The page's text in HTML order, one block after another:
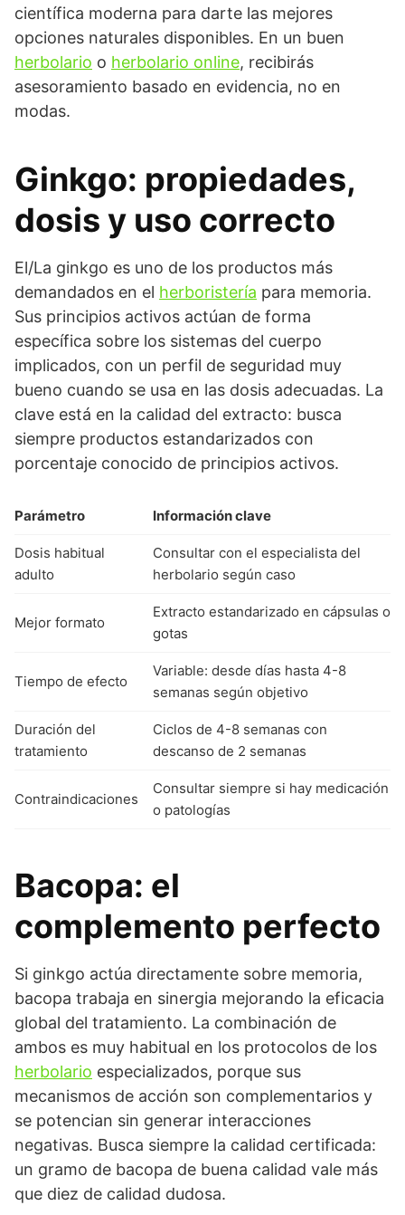
científica moderna para darte las mejores
opciones naturales disponibles. En un buen
herbolario o herbolario online, recibirás
asesoramiento basado en evidencia, no en
modas.
Ginkgo: propiedades,
dosis y uso correcto
El/La ginkgo es uno de los productos más
demandados en el herboristería para memoria.
Sus principios activos actúan de forma
específica sobre los sistemas del cuerpo
implicados, con un perfil de seguridad muy
bueno cuando se usa en las dosis adecuadas. La
clave está en la calidad del extracto: busca
siempre productos estandarizados con
porcentaje conocido de principios activos.
Parámetro Información clave
Dosis habitual
adulto
Consultar con el especialista del
herbolario según caso
Mejor formato
Extracto estandarizado en cápsulas o
gotas
Tiempo de efecto
Variable: desde días hasta 4-8
semanas según objetivo
Duración del
tratamiento
Ciclos de 4-8 semanas con
descanso de 2 semanas
Contraindicaciones
Consultar siempre si hay medicación
o patologías
Bacopa: el
complemento perfecto
Si ginkgo actúa directamente sobre memoria,
bacopa trabaja en sinergia mejorando la eficacia
global del tratamiento. La combinación de
ambos es muy habitual en los protocolos de los
herbolario especializados, porque sus
mecanismos de acción son complementarios y
se potencian sin generar interacciones
negativas. Busca siempre la calidad certificada:
un gramo de bacopa de buena calidad vale más
que diez de calidad dudosa.